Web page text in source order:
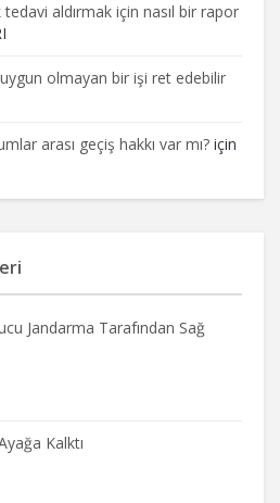
aldırmak için nasıl bir rapor
olmayan bir işi ret edebilir
arası geçiş hakkı var mı? için
Jandarma Tarafından Sağ
Kalktı